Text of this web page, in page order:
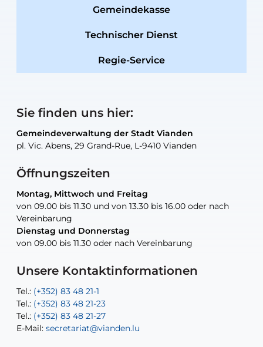
Gemeindekasse
Technischer Dienst
Regie-Service
Sie finden uns hier:
Gemeindeverwaltung der Stadt Vianden
pl. Vic. Abens, 29 Grand-Rue, L-9410 Vianden
Öffnungszeiten
Montag, Mittwoch und Freitag
von 09.00 bis 11.30 und von 13.30 bis 16.00 oder nach
Vereinbarung
Dienstag und Donnerstag
von 09.00 bis 11.30 oder nach Vereinbarung
Unsere Kontaktinformationen
Tel.: (+352) 83 48 21-1
Tel.: (+352) 83 48 21-23
Tel.: (+352) 83 48 21-27
E-Mail: secretariat@vianden.lu
Gemeindeverwaltung der Stadt Vianden
pl. Vic. Abens, 29 Grand-Rue, L-9410 Vianden
Montag, Mittwoch und Freitag
von 09.00 bis 11.30 und von 13.30 bis 16.00 oder nach
Vereinbarung
Dienstag und Donnerstag
von 09.00 bis 11.30 oder nach Vereinbarung
Tel.: (+352) 83 48 21-20
Tel.: (+352) 83 48 21-22
E-Mail:sofia.carvalho@vianden.lu
E-Mail: diane.storn@vianden.lu
Gemeindeverwaltung der Stadt Vianden
pl. Vic. Abens, 29 Grand-Rue, L-9410 Vianden
nur nach Vereinbarung
Tel.: (+352) 83 48 21-24
Gemeindeverwaltung der Stadt Vianden
pl. Vic. Abens, 29 Grand-Rue, L-9410 Vianden
nur nach Vereinbarung
E-Mail: aisha.abdullah@vianden.lu
E-Mail:jos.cormemans@vianden.lu
Gemeindewerkstatt der Stadt Vianden
30, rue Neugarten, L-9422 Vianden
nur nach Vereinbarung
Tel.: (+352) 83 48 21-51
E-Mail:atelier@vianden.lu